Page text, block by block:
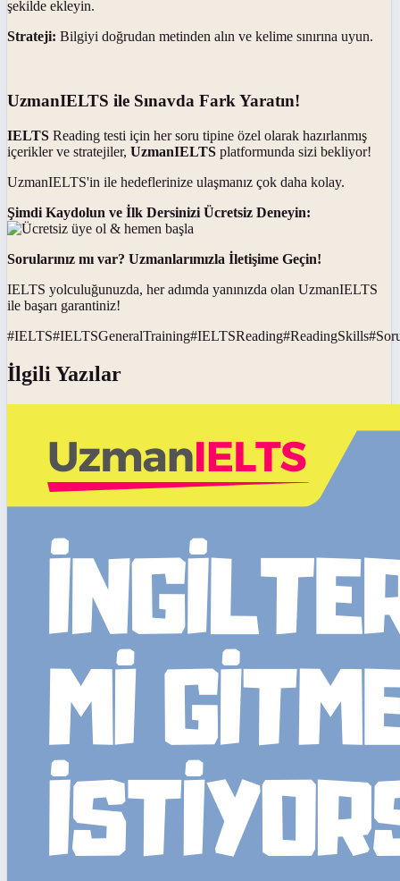
şekilde ekleyin.
Strateji: Bilgiyi doğrudan metinden alın ve kelime sınırına uyun.
UzmanIELTS ile Sınavda Fark Yaratın!
IELTS Reading testi için her soru tipine özel olarak hazırlanmış
içerikler ve stratejiler, UzmanIELTS platformunda sizi bekliyor!
UzmanIELTS'in ile hedeflerinize ulaşmanız çok daha kolay.
Şimdi Kaydolun ve İlk Dersinizi Ücretsiz Deneyin:
Sorularınız mı var? Uzmanlarımızla İletişime Geçin!
IELTS yolculuğunuzda, her adımda yanınızda olan UzmanIELTS
ile başarı garantiniz!
#IELTS#IELTSGeneralTraining#IELTSReading#ReadingSkills#
İlgili Yazılar